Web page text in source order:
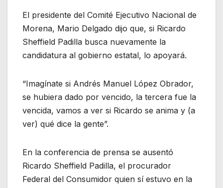
El presidente del Comité Ejecutivo Nacional de
Morena, Mario Delgado dijo que, si Ricardo
Sheffield Padilla busca nuevamente la
candidatura al gobierno estatal, lo apoyará.
“Imagínate si Andrés Manuel López Obrador,
se hubiera dado por vencido, la tercera fue la
vencida, vamos a ver si Ricardo se anima y (a
ver) qué dice la gente”.
En la conferencia de prensa se ausentó
Ricardo Sheffield Padilla, el procurador
Federal del Consumidor quien sí estuvo en la